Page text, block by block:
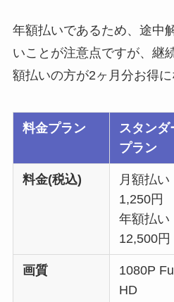
年額払いであるため、途中
いことが注意点ですが、継
額払いの方が2ヶ月分お得に
料金プラン
スタンダ
プラン
料金(税込)
月額払い
1,250円
年額払い
12,500円
画質
1080P Full
HD